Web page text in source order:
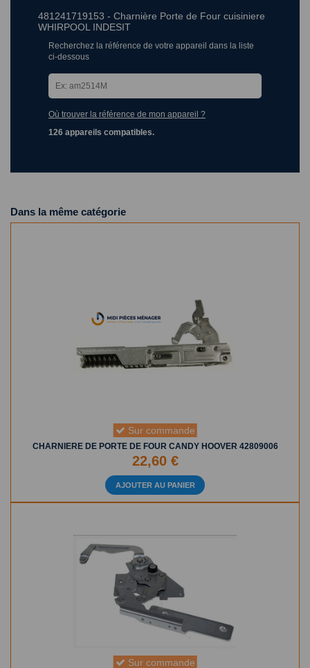
481241719153 - Charnière Porte de Four cuisiniere
WHIRPOOL INDESIT
Recherchez la référence de votre appareil dans la liste
ci-dessous
Où trouver la référence de mon appareil ?
126 appareils compatibles.
Dans la même catégorie
Sur commande
CHARNIERE DE PORTE DE FOUR CANDY HOOVER 42809006
22,60 €
AJOUTER AU PANIER
Sur commande